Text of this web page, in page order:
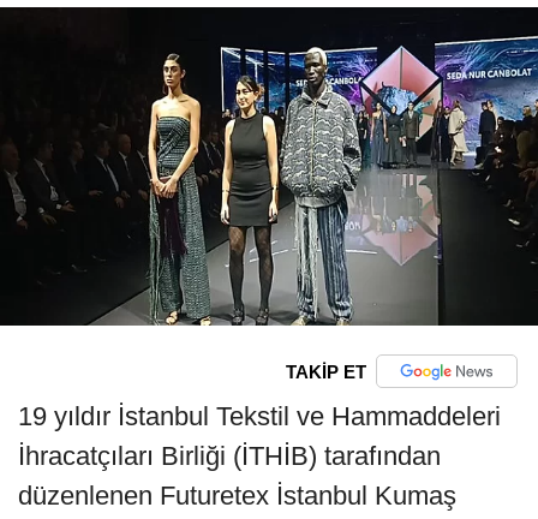
TAKİP ET
19 yıldır İstanbul Tekstil ve Hammaddeleri
İhracatçıları Birliği (İTHİB) tarafından
düzenlenen Futuretex İstanbul Kumaş